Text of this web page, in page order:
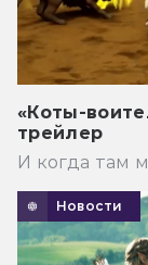
«Коты-
трейлер
И когда там
Новости